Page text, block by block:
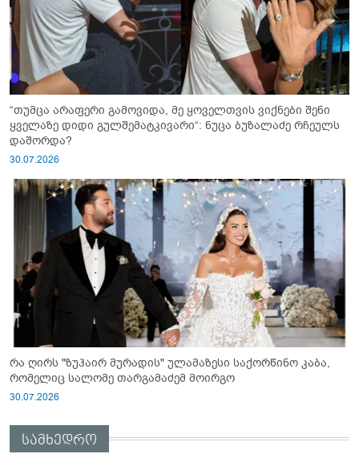
“თუმცა არაფერი გამოვიდა, მე ყოველთვის ვიქნები შენი
ყველაზე დიდი გულშემატკივარი“: ნუცა ბუზალაძე რჩეულს
დაშორდა?
30.07.2026
რა ღირს "ზუჰაირ მურადის" ულამაზესი საქორწინო კაბა,
რომელიც სალომე თარგამაძემ მოირგო
30.07.2026
სამხედრო